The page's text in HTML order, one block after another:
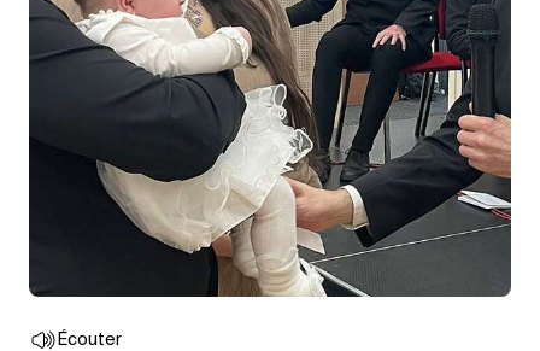
Écouter